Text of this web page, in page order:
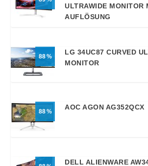
ULTRAWIDE MONITOR
AUFLÖSUNG
88
LG 34UC87 CURVED
MONITOR
88
AOC AGON AG352QCX
DELL ALIENWARE